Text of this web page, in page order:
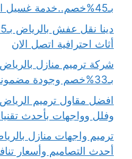
بـ45%خصم..خدمة غسيل الكنب100% اتصل بنا
أثاث احترافية اتصل الان
شركة ترميم منازل
بـ33%خصم وجودة مضمونة100%اتصل الان
وفلل وواجهات بأحدث
ترميم واجهات منازل
أحدث التصاميم وأسعار